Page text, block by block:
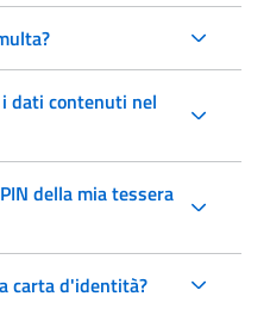
dati contenuti nel
della mia tessera
carta d'identità?